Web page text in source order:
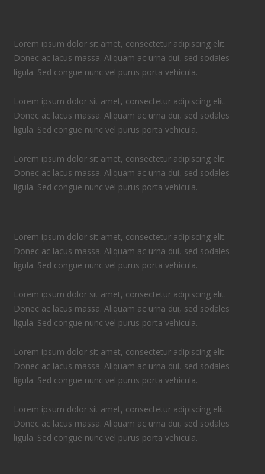
Lorem ipsum dolor sit amet, consectetur adipiscing elit.
Donec ac lacus massa. Aliquam ac urna dui, sed sodales
ligula. Sed congue nunc vel purus porta vehicula.
Lorem ipsum dolor sit amet, consectetur adipiscing elit.
Donec ac lacus massa. Aliquam ac urna dui, sed sodales
ligula. Sed congue nunc vel purus porta vehicula.
Lorem ipsum dolor sit amet, consectetur adipiscing elit.
Donec ac lacus massa. Aliquam ac urna dui, sed sodales
ligula. Sed congue nunc vel purus porta vehicula.
Lorem ipsum dolor sit amet, consectetur adipiscing elit.
Donec ac lacus massa. Aliquam ac urna dui, sed sodales
ligula. Sed congue nunc vel purus porta vehicula.
Lorem ipsum dolor sit amet, consectetur adipiscing elit.
Donec ac lacus massa. Aliquam ac urna dui, sed sodales
ligula. Sed congue nunc vel purus porta vehicula.
Lorem ipsum dolor sit amet, consectetur adipiscing elit.
Donec ac lacus massa. Aliquam ac urna dui, sed sodales
ligula. Sed congue nunc vel purus porta vehicula.
Lorem ipsum dolor sit amet, consectetur adipiscing elit.
Donec ac lacus massa. Aliquam ac urna dui, sed sodales
ligula. Sed congue nunc vel purus porta vehicula.